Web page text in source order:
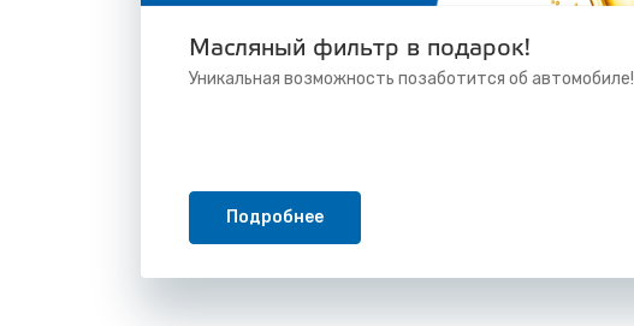
Масляный фильтр в подарок!
Уникальная возможность позаботится об автомобиле!
Подробнее